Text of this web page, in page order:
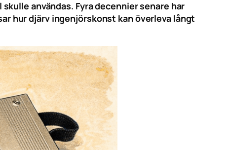
användas. Fyra decennier senare har
hur djärv ingenjörskonst kan överleva långt